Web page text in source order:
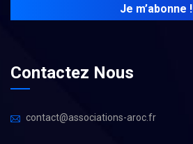
Contactez Nous
contact@associations-aroc.fr